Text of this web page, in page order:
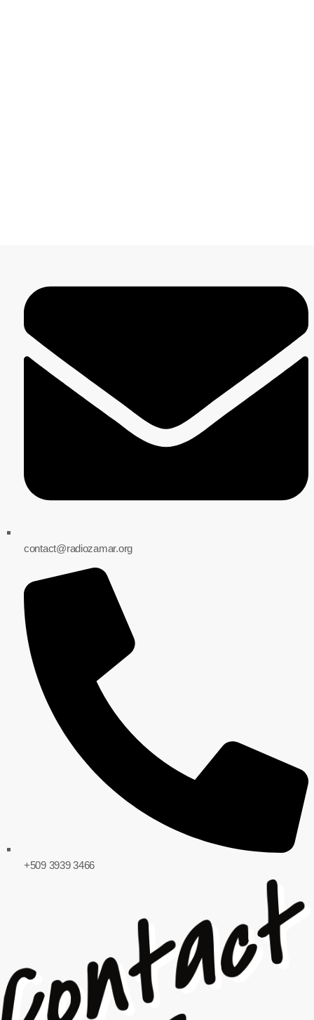
contact@radiozamar.org
+509 3939 3466